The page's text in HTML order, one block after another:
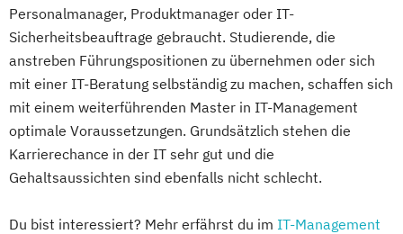
Personalmanager, Produktmanager oder IT-
Sicherheitsbeauftrage gebraucht. Studierende, die
anstreben Führungspositionen zu übernehmen oder sich
mit einer IT-Beratung selbständig zu machen, schaffen sich
mit einem weiterführenden Master in IT-Management
optimale Voraussetzungen. Grundsätzlich stehen die
Karrierechance in der IT sehr gut und die
Gehaltsaussichten sind ebenfalls nicht schlecht.
Du bist interessiert? Mehr erfährst du im IT-Management